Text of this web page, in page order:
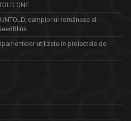
ONE
campionul românesc al
utilizate în proiectele de